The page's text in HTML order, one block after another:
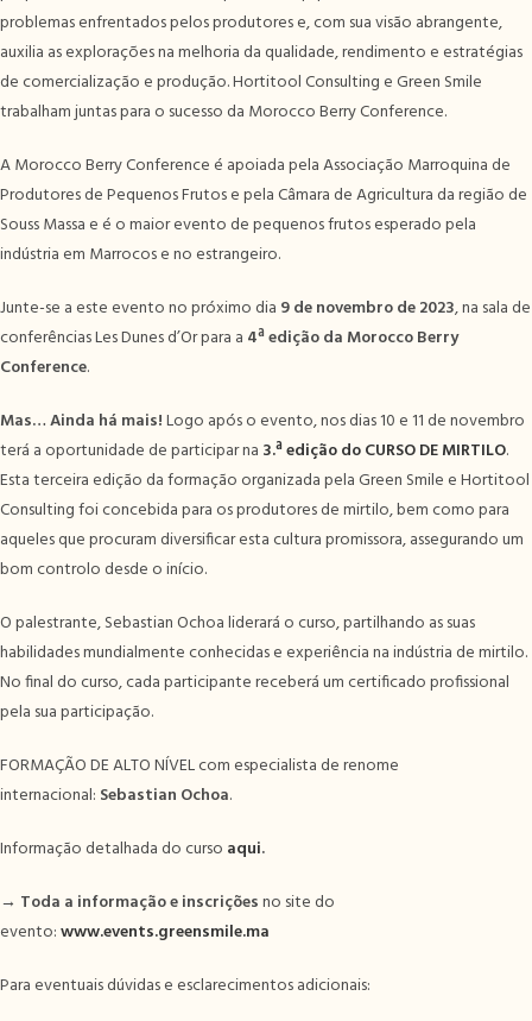
problemas enfrentados pelos produtores e, com sua visão abrangente,
auxilia as explorações na melhoria da qualidade, rendimento e estratégias
de comercialização e produção. Hortitool Consulting e Green Smile
trabalham juntas para o sucesso da Morocco Berry Conference.
A Morocco Berry Conference é apoiada pela Associação Marroquina de
Produtores de Pequenos Frutos e pela Câmara de Agricultura da região de
Souss Massa e é o maior evento de pequenos frutos esperado pela
indústria em Marrocos e no estrangeiro.
Junte-se a este evento no próximo dia 9 de novembro de 2023, na sala de
conferências Les Dunes d’Or para a 4ª edição da Morocco Berry
Conference.
Mas… Ainda há mais!Logo após o evento, nos dias 10 e 11 de novembro
terá a oportunidade de participar na 3.ª edição do CURSO DE MIRTILO.
Esta terceira edição da formação organizada pela Green Smile e Hortitool
Consulting foi concebida para os produtores de mirtilo, bem como para
aqueles que procuram diversificar esta cultura promissora, assegurando um
bom controlo desde o início.
O palestrante, Sebastian Ochoa liderará o curso, partilhando as suas
habilidades mundialmente conhecidas e experiência na indústria de mirtilo.
No final do curso, cada participante receberá um certificado profissional
pela sua participação.
FORMAÇÃO DE ALTO NÍVEL com especialista de renome
internacional: Sebastian Ochoa.
Informação detalhada do curso aqui.
→ Toda a informação e inscriçõesno site do
evento:www.events.greensmile.ma
Para eventuais dúvidas e esclarecimentos adicionais: